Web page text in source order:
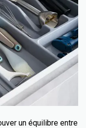
un équilibre entre